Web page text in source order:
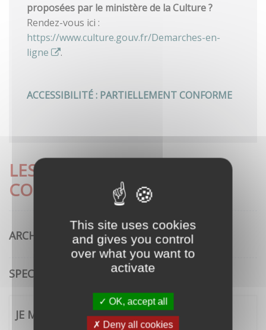
This site uses cookies
and gives you control
over what you want to
activate
OK, accept all
Deny all cookies
proposées par le ministère de la Culture ?
Rendez-vous ici :
https://www.culture.gouv.fr/Demarches-en-
ligne
.
ACCESSIBILITÉ : PARTIELLEMENT CONFORME
LES DÉMARCHES LES PLUS
CONSULTÉES
ARCHITECTURE
SPECTACLE VIVANT
JE ME CONNECTE